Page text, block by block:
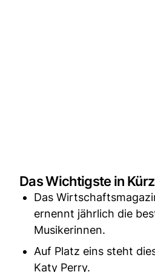
Das Wichtigste in
Das
ernennt jährlich die
Musikerinnen.
Auf Platz eins steht
Katy Perry.